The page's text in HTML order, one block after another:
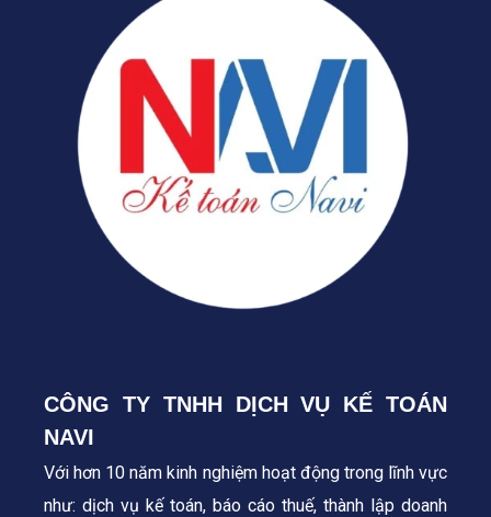
CÔNG TY TNHH DỊCH VỤ KẾ TOÁN
NAVI
Với hơn 10 năm kinh nghiệm hoạt động trong lĩnh vực
như: dịch vụ kế toán, báo cáo thuế, thành lập doanh